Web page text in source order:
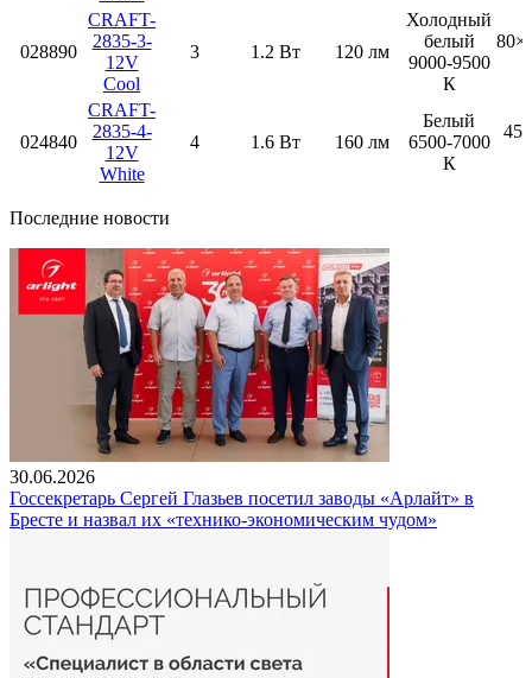
028890
CRAFT-
2835-3-
12V
Cool
3 1.2 Вт 120 лм
Холодный
белый
9000-9500
К
024840
CRAFT-
2835-4-
12V
White
4 1.6 Вт 160 лм
Белый
6500-7000
К
Последние новости
30.06.2026
Госсекретарь Сергей Глазьев посетил заводы «Арлайт» в
Бресте и назвал их «технико-экономическим чудом»